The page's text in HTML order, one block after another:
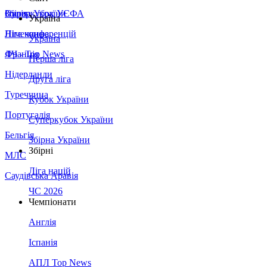
Збірна України
Італія
Німеччина
Франція
Нідерланди
Туреччина
Португалія
Бельгія
МЛС
Саудівська Аравія
Суперкубок УЄФА
Ліга конференцій
ЛЧ - Top News
Україна
Україна
Перша ліга
Друга ліга
Кубок України
Суперкубок України
Збірна України
Збірні
Ліга націй
ЧС 2026
Чемпіонати
Англія
Іспанія
АПЛ Top News